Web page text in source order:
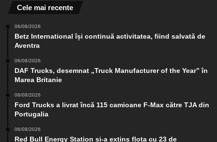
Cele mai recente
06/08/2026
Betz International își continuă activitatea, fiind salvată de
Aventra
06/08/2026
DAF Trucks, desemnat „Truck Manufacturer of the Year” în
Marea Britanie
06/08/2026
Ford Trucks a livrat încă 115 camioane F-Max către TJA din
Portugalia
06/08/2026
Red Bull Energy Station și-a extins flota cu 23 de